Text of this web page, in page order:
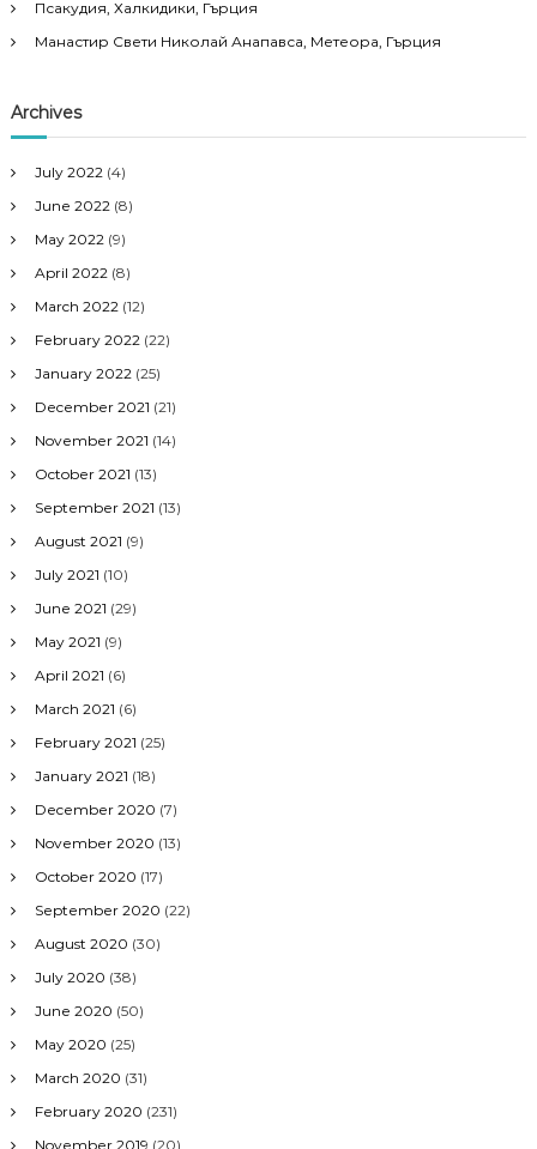
Псакудия, Халкидики, Гърция
Манастир Свети Николай Анапавса, Метеора, Гърция
Archives
July 2022 (4)
June 2022 (8)
May 2022 (9)
April 2022 (8)
March 2022 (12)
February 2022 (22)
January 2022 (25)
December 2021 (21)
November 2021 (14)
October 2021 (13)
September 2021 (13)
August 2021 (9)
July 2021 (10)
June 2021 (29)
May 2021 (9)
April 2021 (6)
March 2021 (6)
February 2021 (25)
January 2021 (18)
December 2020 (7)
November 2020 (13)
October 2020 (17)
September 2020 (22)
August 2020 (30)
July 2020 (38)
June 2020 (50)
May 2020 (25)
March 2020 (31)
February 2020 (231)
November 2019 (20)